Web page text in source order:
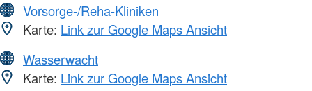
Vorsorge-/Reha-Kliniken
Karte: Link zur Google Maps Ansicht
Wasserwacht
Karte: Link zur Google Maps Ansicht